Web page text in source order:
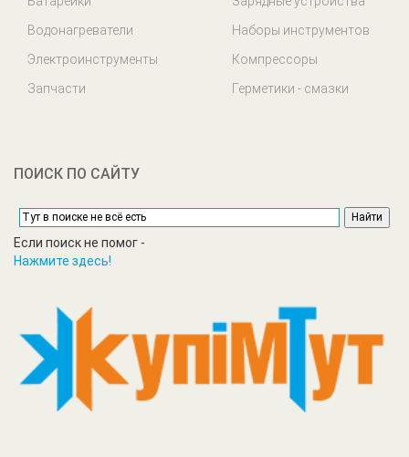
Водонагреватели
Электроинструменты
Запчасти
Наборы инструментов
Компрессоры
Герметики - смазки
ПОИСК ПО САЙТУ
Если поиск не помог -
Нажмите здесь!